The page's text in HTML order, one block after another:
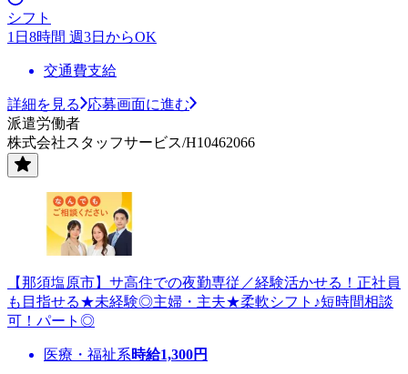
シフト
1日8時間 週3日からOK
交通費支給
詳細を見る
応募画面に進む
派遣労働者
株式会社スタッフサービス/H10462066
【那須塩原市】サ高住での夜勤専従／経験活かせる！正社員
も目指せる★未経験◎主婦・主夫★柔軟シフト♪短時間相談
可！パート◎
医療・福祉系時給1,300円